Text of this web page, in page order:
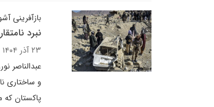
بازآفرینی
نبرد
۲۳ آذر ۱۴۰۴
عبدالناصر
و ساختاری
پاکستان که